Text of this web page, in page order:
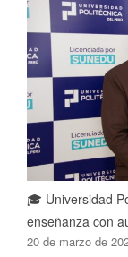
🎓 Universidad
enseñanza con
20 de marzo de